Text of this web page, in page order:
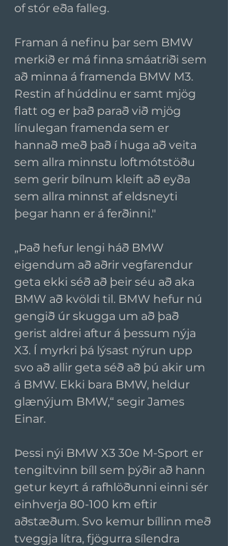
of stór eða falleg.
Framan á nefinu þar sem BMW
merkið er má finna smáatriði sem
að minna á framenda BMW M3.
Restin af húddinu er samt mjög
flatt og er það parað við mjög
línulegan framenda sem er
hannað með það í huga að veita
sem allra minnstu loftmótstöðu
sem gerir bílnum kleift að eyða
sem allra minnst af eldsneyti
þegar hann er á ferðinni."
„Það hefur lengi háð BMW
eigendum að aðrir vegfarendur
geta ekki séð að þeir séu að aka
BMW að kvöldi til. BMW hefur nú
gengið úr skugga um að það
gerist aldrei aftur á þessum nýja
X3. Í myrkri þá lýsast nýrun upp
svo að allir geta séð að þú akir um
á BMW. Ekki bara BMW, heldur
glænýjum BMW,“ segir James
Einar.
Þessi nýi BMW X3 30e M-Sport er
tengiltvinn bíll sem þýðir að hann
getur keyrt á rafhlöðunni einni sér
einhverja 80-100 km eftir
aðstæðum. Svo kemur bíllinn með
tveggja lítra, fjögurra sílendra